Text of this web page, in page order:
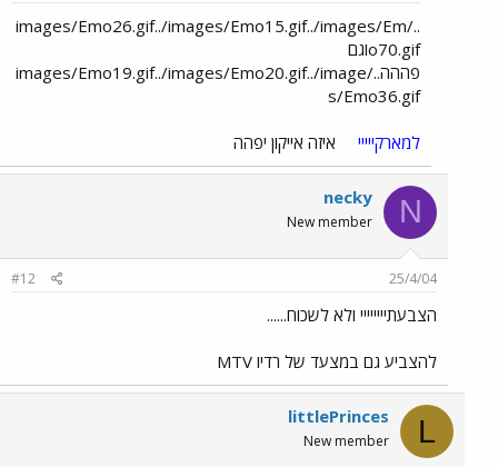
../images/Emo26.gif../images/Emo15.gif../images/Em
o70.gifוגם
פההה../images/Emo19.gif../images/Emo20.gif../image
s/Emo36.gif
למארקייייי איזה אייקון יפהה
N
necky
New member
25/4/04
#12
הצבעתיייייייי ולא לשכוח......
להצביע גם במצעד של רדיו MTV
L
littlePrinces
New member